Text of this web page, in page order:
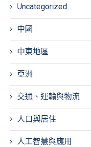
Uncategorized
中國
中東地區
亞洲
交通、運輸與物流
人口與居住
人工智慧與應用